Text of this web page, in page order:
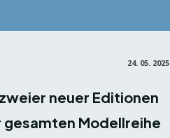
24. 05. 2025
neuer Editionen
Modellreihe